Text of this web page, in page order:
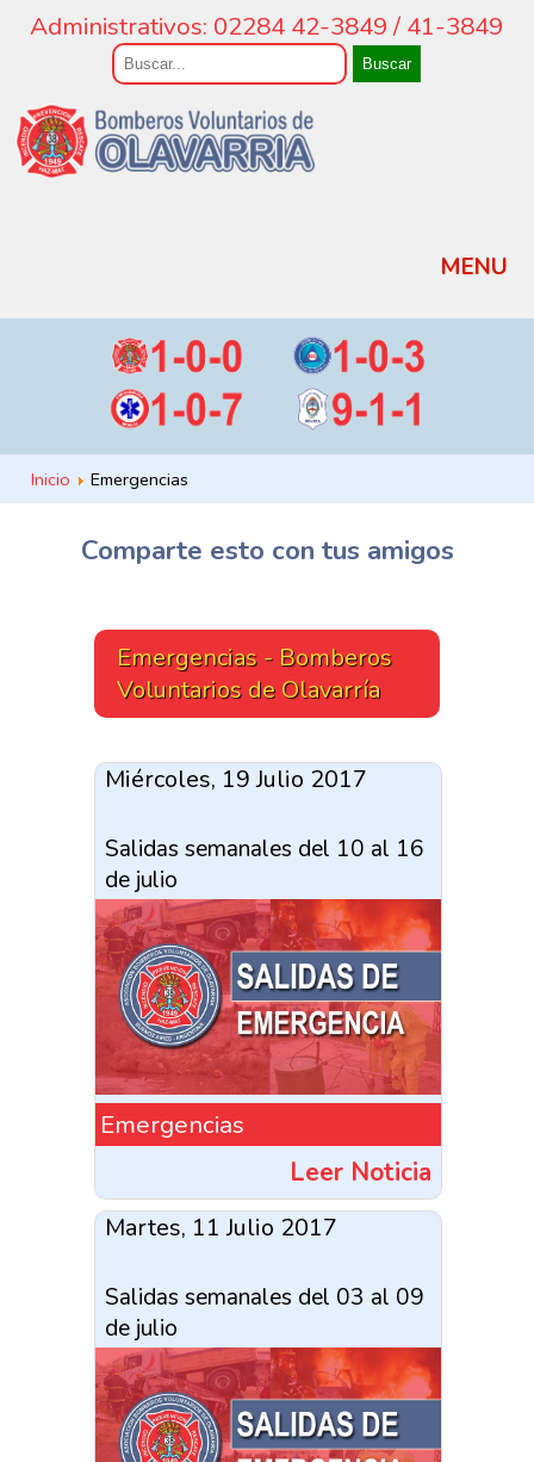
Administrativos: 02284 42-3849 / 41-3849
Buscar
MENU
Inicio Emergencias
Comparte esto con tus amigos
Emergencias - Bomberos
Voluntarios de Olavarría
Miércoles, 19 Julio 2017
Salidas semanales del 10 al 16
de julio
Emergencias
Leer Noticia
Martes, 11 Julio 2017
Salidas semanales del 03 al 09
de julio